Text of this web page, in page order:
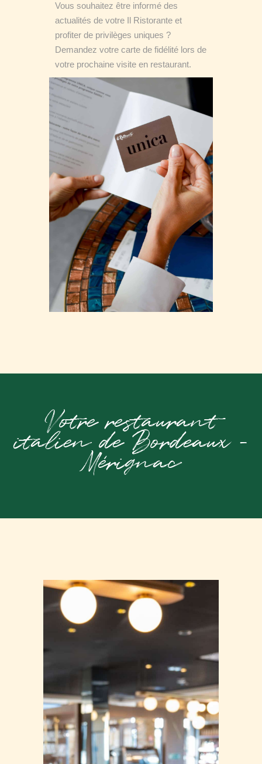
Vous souhaitez être informé des
actualités de votre Il Ristorante et
profiter de privilèges uniques ?
Demandez votre carte de fidélité lors de
votre prochaine visite en restaurant.
Votre restaurant
italien de Bordeaux -
Mérignac